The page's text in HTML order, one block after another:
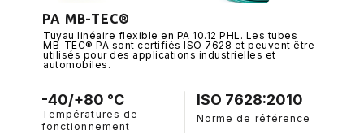
PA MB-TEC®
Tuyau linéaire flexible en PA 10.12 PHL. Les tubes
MB-TEC® PA sont certifiés ISO 7628 et peuvent être
utilisés pour des applications industrielles et
automobiles.
-40/+80 °C
Températures de
fonctionnement
ISO 7628:2010
Norme de référence